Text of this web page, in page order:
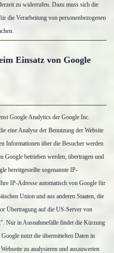
zu widerrufen. Dazu muss sich die
die Verarbeitung von personenbezogenen
Einsatz von Google
Google Analytics der Google Inc.
eine Analyse der Benutzung der Website
Informationen über die Besucher werden
Google betrieben werden, übertragen und
bereitgestellte sogenannte IP-
IP-Adresse automatisch von Google für
Union und aus anderen Staaten, die
Übertragung auf die US-Server von
Nur in Ausnahmefälle findet die Kürzung
nutzt die übermittelten Daten in
zu analysieren und auszuwerten